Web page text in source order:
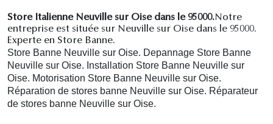
Store Italienne Neuville sur Oise dans le 95000.Notre
entreprise est située sur Neuville sur Oise dans le 95000.
Experte en Store Banne.
Store Banne Neuville sur Oise. Depannage Store Banne
Neuville sur Oise. Installation Store Banne Neuville sur
Oise. Motorisation Store Banne Neuville sur Oise.
Réparation de stores banne Neuville sur Oise. Réparateur
de stores banne Neuville sur Oise.